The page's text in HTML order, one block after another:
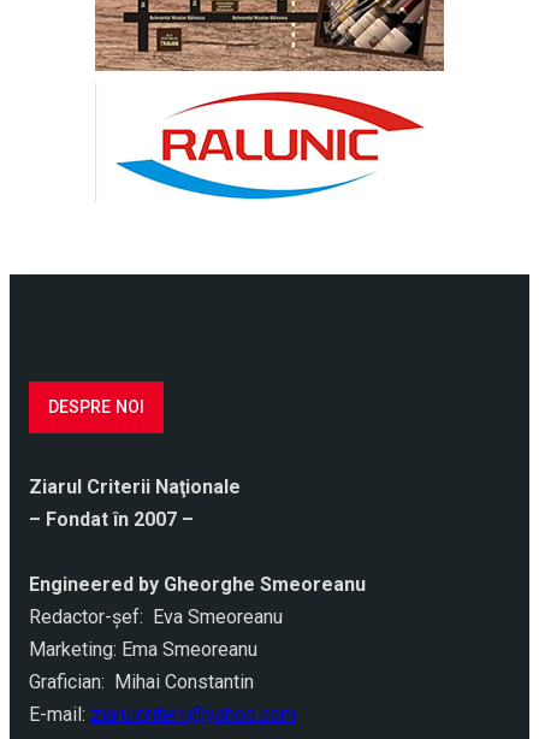
DESPRE NOI
Ziarul Criterii Naţionale
– Fondat în 2007 –
Engineered by Gheorghe Smeoreanu
Redactor-şef: Eva Smeoreanu
Marketing: Ema Smeoreanu
Grafician: Mihai Constantin
E-mail: ziarulcriterii@yahoo.com